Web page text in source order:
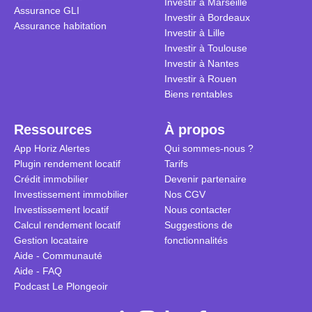
Assurance GLI
Assurance habitation
Investir à Bordeaux
Investir à Lille
Investir à Toulouse
Investir à Nantes
Investir à Rouen
Biens rentables
Ressources
App Horiz Alertes
Plugin rendement locatif
Crédit immobilier
Investissement immobilier
Investissement locatif
Calcul rendement locatif
Gestion locataire
Aide - Communauté
Aide - FAQ
Podcast Le Plongeoir
À propos
Qui sommes-nous ?
Tarifs
Devenir partenaire
Nos CGV
Nous contacter
Suggestions de
fonctionnalités